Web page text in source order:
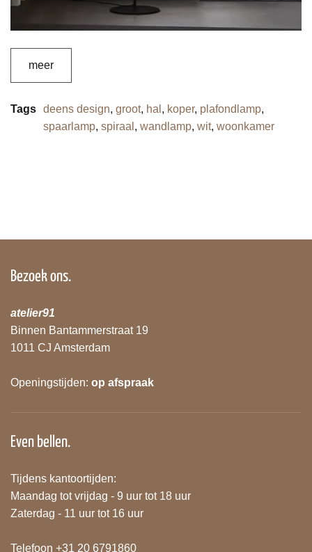
meer
Tags deens design, groot, hal , koper, plafondlamp,
spaarlamp, spiraal , wandlamp, wit, woonkamer
Bezoek ons.
atelier91
Binnen Bantammerstraat 19
1011 CJ Amsterdam
Openingstijden: op afspraak
Even bellen.
Tijdens kantoortijden:
Maandag tot vrijdag - 9 uur tot 18 uur
Zaterdag - 11 uur tot 16 uur
Telefoon +31 20 6791860